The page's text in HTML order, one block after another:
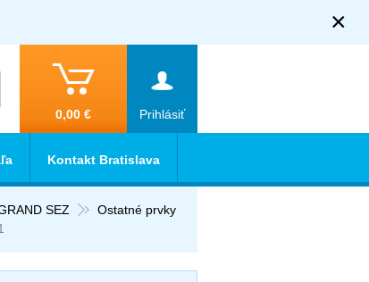
×
Prihlásiť
0,00 €
SEZ
Ostatné prvky
Kontakt Bratislava